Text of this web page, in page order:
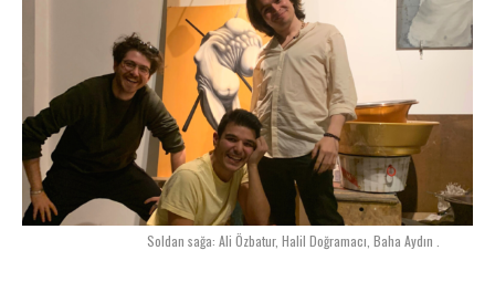
Soldan sağa: Ali Özbatur, Halil Doğramacı, Baha Aydın .